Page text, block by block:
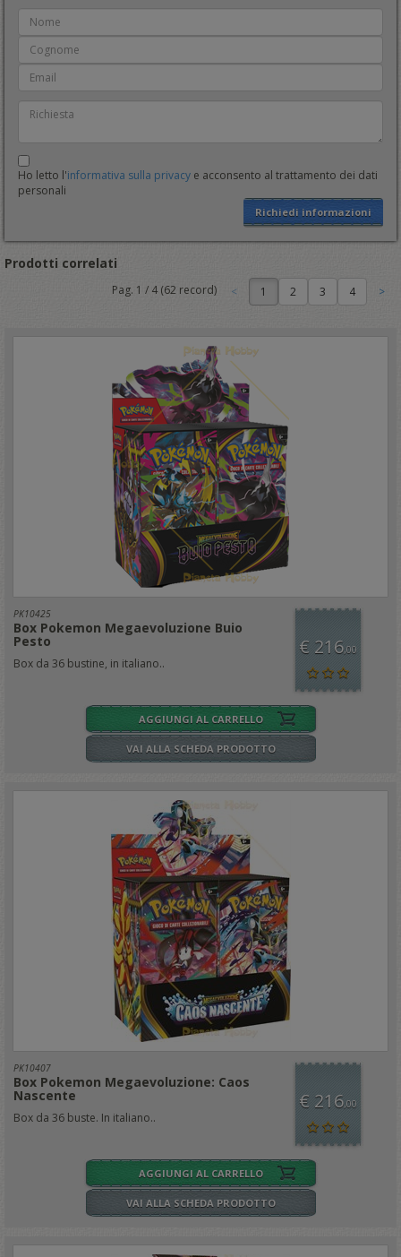
Ho letto l'informativa sulla privacy e acconsento al trattamento dei dati
personali
Richiedi informazioni
Prodotti correlati
Pag. 1 / 4 (62 record) 1
PK10425
Box Pokemon Megaevoluzione Buio
Pesto
Box da 36 bustine, in italiano..
€ 216,00
AGGIUNGI AL CARRELLO
VAI ALLA SCHEDA PRODOTTO
PK10407
Box Pokemon Megaevoluzione: Caos
Nascente
Box da 36 buste. In italiano..
€ 216,00
AGGIUNGI AL CARRELLO
VAI ALLA SCHEDA PRODOTTO